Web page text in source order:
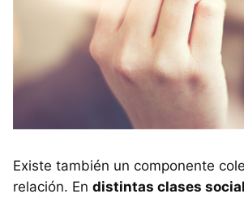
Existe también un componente
relación. En distintas clases